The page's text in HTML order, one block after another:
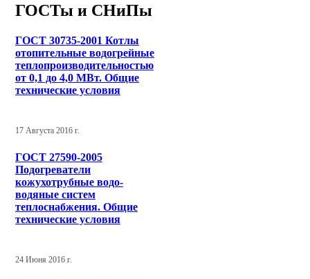
ГОСТы и СНиПы
ГОСТ 30735-2001 Котлы
отопительные водогрейные
теплопроизводительностью
от 0,1 до 4,0 МВт. Общие
технические условия
17 Августа 2016 г.
ГОСТ 27590-2005
Подогреватели
кожухотрубные водо-
водяные систем
теплоснабжения. Общие
технические условия
24 Июня 2016 г.